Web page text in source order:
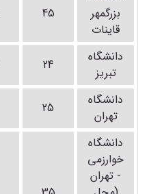
بزرگمهر
قاینات
45
دانشگاه
تبریز
24
دانشگاه
تهران
25
دانشگاه
خوارزمی
- تهران